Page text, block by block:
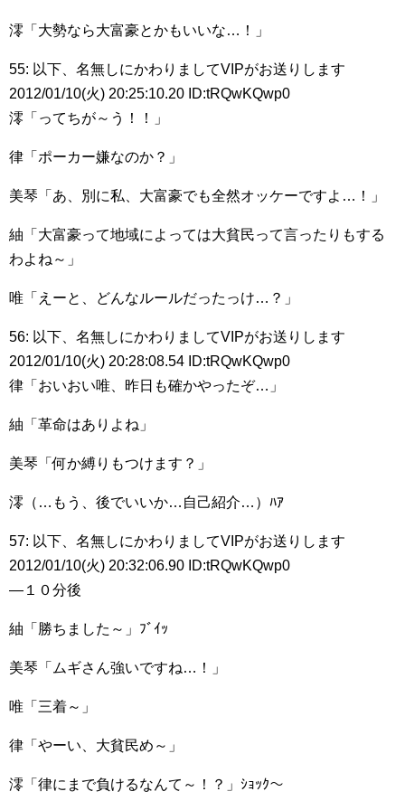
澪「大勢なら大富豪とかもいいな…！」
55: 以下、名無しにかわりましてVIPがお送りします
2012/01/10(火) 20:25:10.20 ID:tRQwKQwp0
澪「ってちが～う！！」
律「ポーカー嫌なのか？」
美琴「あ、別に私、大富豪でも全然オッケーですよ…！」
紬「大富豪って地域によっては大貧民って言ったりもする
わよね～」
唯「えーと、どんなルールだったっけ…？」
56: 以下、名無しにかわりましてVIPがお送りします
2012/01/10(火) 20:28:08.54 ID:tRQwKQwp0
律「おいおい唯、昨日も確かやったぞ…」
紬「革命はありよね」
美琴「何か縛りもつけます？」
澪（…もう、後でいいか…自己紹介…）ﾊｱ
57: 以下、名無しにかわりましてVIPがお送りします
2012/01/10(火) 20:32:06.90 ID:tRQwKQwp0
―１０分後
紬「勝ちました～」ﾌﾞｲｯ
美琴「ムギさん強いですね…！」
唯「三着～」
律「やーい、大貧民め～」
澪「律にまで負けるなんて～！？」ｼｮｯｸ～